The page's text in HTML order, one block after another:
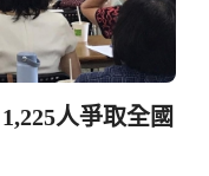
人爭取全國